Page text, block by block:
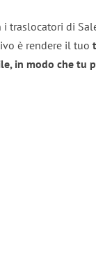
i traslocatori di
è rendere il tuo
in modo che tu